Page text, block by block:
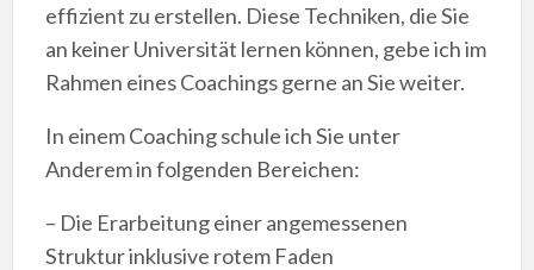
effizient zu erstellen. Diese Techniken, die Sie
an keiner Universität lernen können, gebe ich im
Rahmen eines Coachings gerne an Sie weiter.
In einem Coaching schule ich Sie unter
Anderem in folgenden Bereichen:
– Die Erarbeitung einer angemessenen
Struktur inklusive rotem Faden